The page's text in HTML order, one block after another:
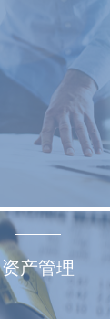
资产管理